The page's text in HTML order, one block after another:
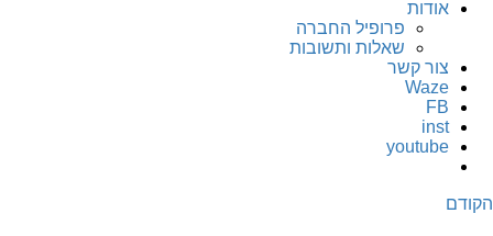
אודות
פרופיל החברה
שאלות ותשובות
צור קשר
Waze
FB
inst
youtube
הקודם